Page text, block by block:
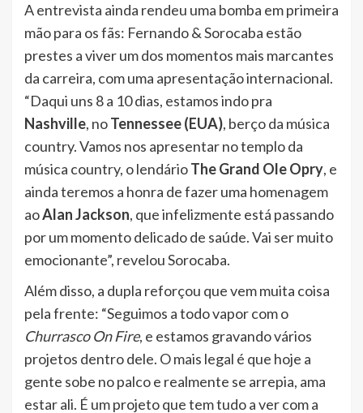
A entrevista ainda rendeu uma bomba em primeira
mão para os fãs: Fernando & Sorocaba estão
prestes a viver um dos momentos mais marcantes
da carreira, com uma apresentação internacional.
“Daqui uns 8 a 10 dias, estamos indo pra
Nashville, noTennessee (EUA), berço da música
country. Vamos nos apresentar no templo da
música country, o lendárioThe Grand Ole Opry, e
ainda teremos a honra de fazer uma homenagem
aoAlan Jackson, que infelizmente está passando
por um momento delicado de saúde. Vai ser muito
emocionante”, revelou Sorocaba.
Além disso, a dupla reforçou que vem muita coisa
pela frente: “Seguimos a todo vapor com o
Churrasco On Fire, e estamos gravando vários
projetos dentro dele. O mais legal é que hoje a
gente sobe no palco e realmente se arrepia, ama
estar ali. É um projeto que tem tudo a ver com a